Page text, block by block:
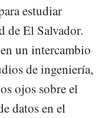
estudiar
de El Salvador.
un intercambio
de ingeniería,
ojos sobre el
datos en el